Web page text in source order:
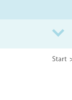
Start